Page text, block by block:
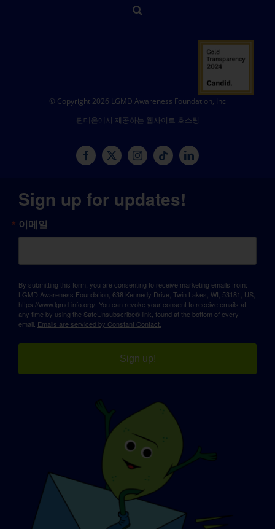
© Copyright 2026 LGMD Awareness Foundation, Inc
판테온에서 제공하는 웹사이트 호스팅
Sign up for updates!
이메일
By submitting this form, you are consenting to receive marketing emails from:
LGMD Awareness Foundation, 638 Kennedy Drive, Twin Lakes, WI, 53181, US,
https://www.lgmd-info.org/. You can revoke your consent to receive emails at
any time by using the SafeUnsubscribe® link, found at the bottom of every
email. Emails are serviced by Constant Contact.
Sign up!